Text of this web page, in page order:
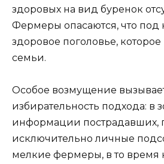
здоровых на вид буренок
Фермеры опасаются, что
здоровое поголовье,
семьи.
Особое возмущение
избирательность подхода: в
информации пострадавших,
исключительно личные
мелкие фермеры, в то время